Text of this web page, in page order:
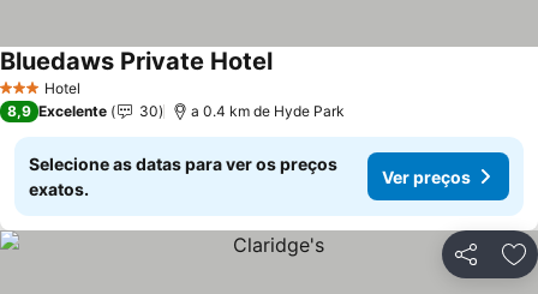
3 EstrelasHotel
Bluedaws Private Hotel
8,9 Excelente 30 a 0.4 km de Hyde Park
Selecione as datas para ver os preços
exatos.
Ver preços
Partilhar